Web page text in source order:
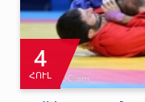
4
ՀՈՒԼ